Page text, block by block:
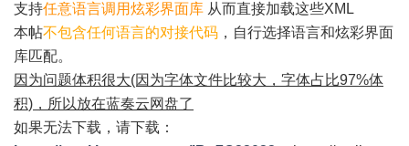
支持任意语言调用炫彩界面库 从而直接加载这些XML
本帖不包含任何语言的对接代码 ，自行选择语言和炫彩界面
库匹配。
因为问题体积很大(因为字体文件比较大，字体占比97%体
积)，所以放在蓝奏云网盘了
如果无法下载，请下载：